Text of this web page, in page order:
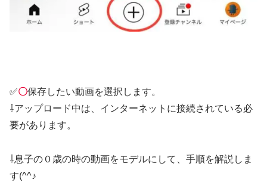
✅〇保存したい動画を選択します。
⇩アップロード中は、インターネットに接続されている必
要があります。
⇩息子の０歳の時の動画をモデルにして、手順を解説しま
す(^^♪